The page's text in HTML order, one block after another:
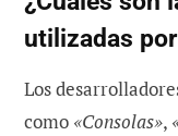
utilizadas
Los
como «Consolas»,